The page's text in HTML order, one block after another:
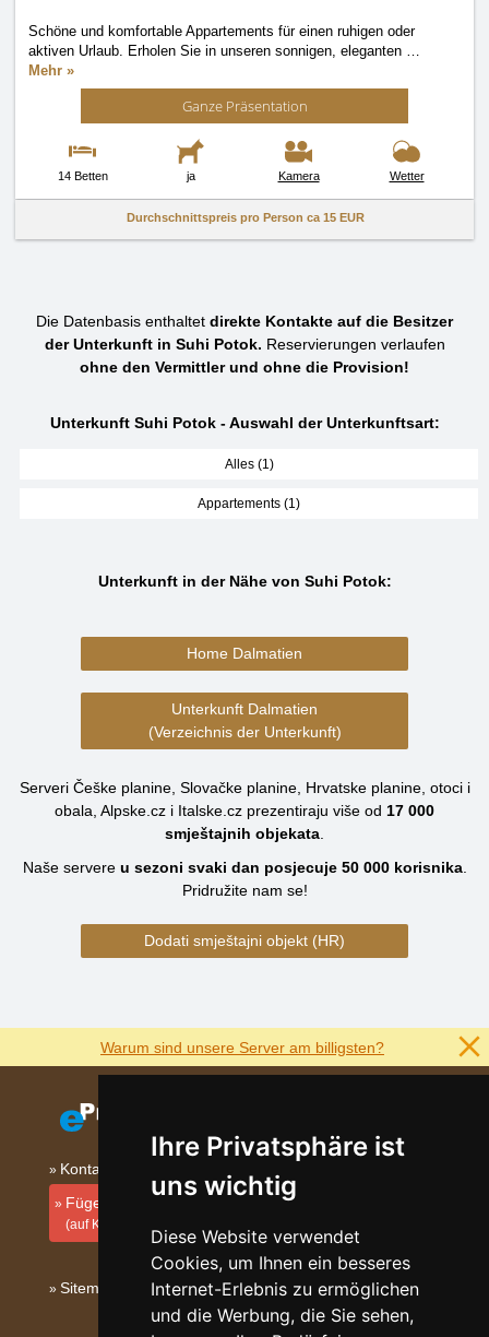
Ihre Privatsphäre ist
uns wichtig
Diese Website verwendet
Cookies, um Ihnen ein besseres
Internet-Erlebnis zu ermöglichen
und die Werbung, die Sie sehen,
Schöne und komfortable Appartements für einen ruhigen oder
aktiven Urlaub. Erholen Sie in unseren sonnigen, eleganten …
Mehr »
Ganze Präsentation
14 Betten ja Kamera Wetter
Durchschnittspreis pro Person ca 15 EUR
Die Datenbasis enthaltet direkte Kontakte auf die Besitzer
der Unterkunft in Suhi Potok. Reservierungen verlaufen
ohne den Vermittler und ohne die Provision!
Unterkunft Suhi Potok - Auswahl der Unterkunftsart:
Alles (1)
Appartements (1)
Unterkunft in der Nähe von Suhi Potok:
Home Dalmatien
Unterkunft Dalmatien
(Verzeichnis der Unterkunft)
Serveri Češke planine, Slovačke planine, Hrvatske planine, otoci i
obala, Alpske.cz i Italske.cz prezentiraju više od 17 000
smještajnih objekata
Naše servere u sezoni svaki dan posjecuje 50 000korisnika.
Pridružite nam se!
Dodati smještajni objekt (HR)
Warum sind unsere Server am billigsten?
Kontakt
Fügen Sie Ihre Unterkunft hinzu
(auf Kroatisch)
Sitemap